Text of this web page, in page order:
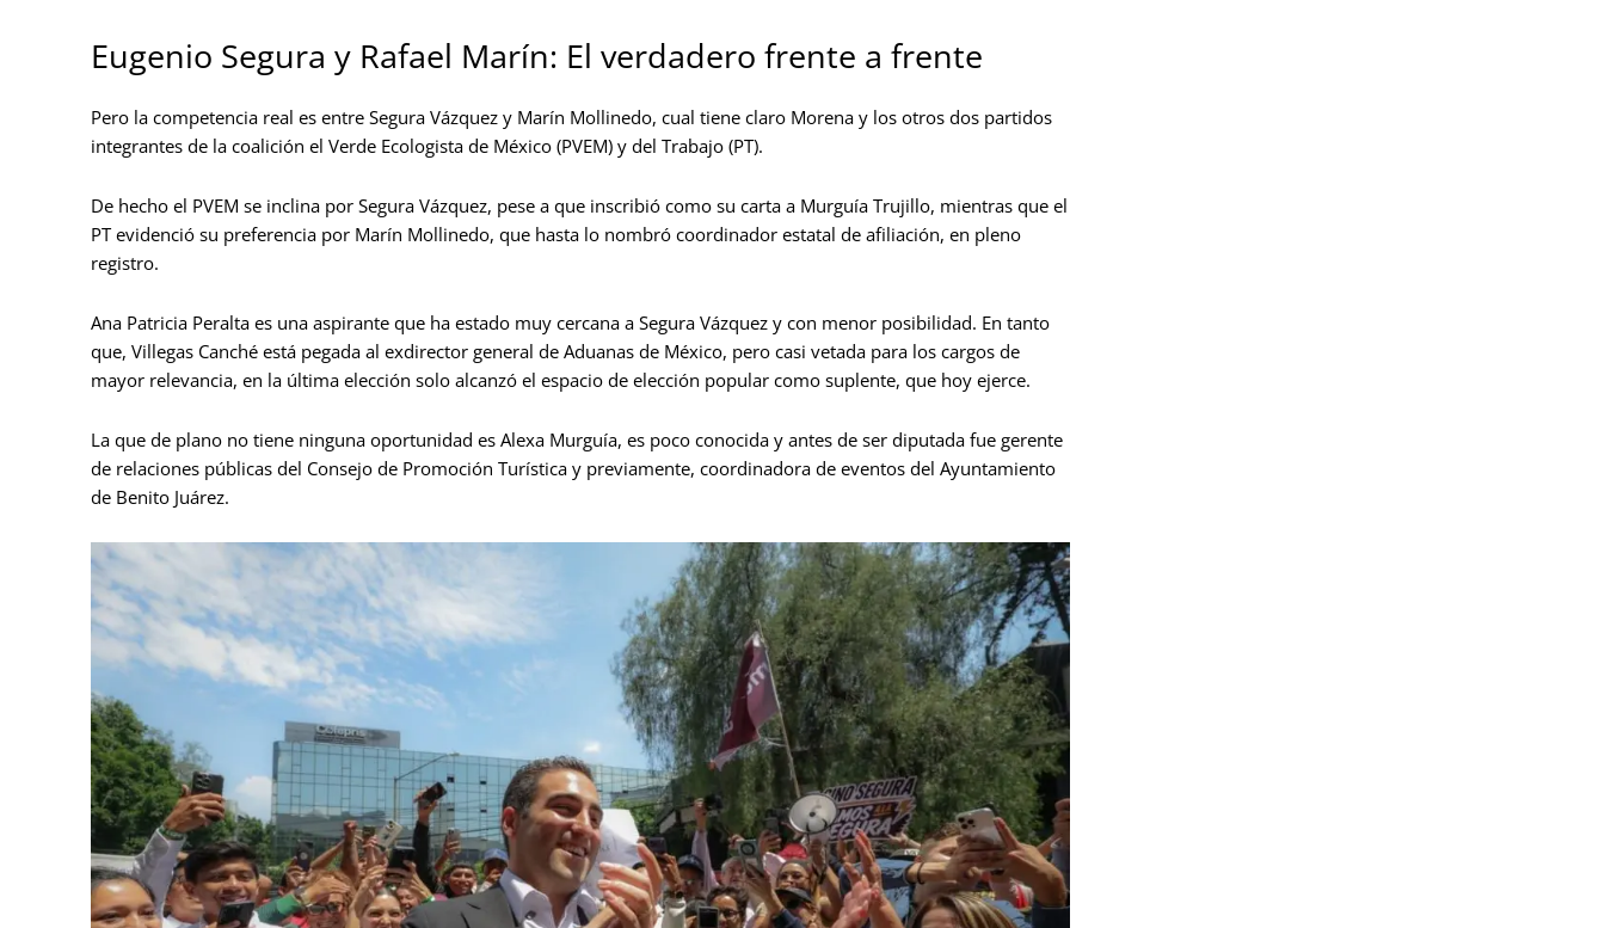
Eugenio Segura y Rafael Marín: El verdadero frente a frente
Pero la competencia real es entre Segura Vázquez y Marín Mollinedo, cual tiene claro Morena y los otros dos partidos
integrantes de la coalición el Verde Ecologista de México (PVEM) y del Trabajo (PT).
De hecho el PVEM se inclina por Segura Vázquez, pese a que inscribió como su carta a Murguía Trujillo, mientras que el
PT evidenció su preferencia por Marín Mollinedo, que hasta lo nombró coordinador estatal de afiliación, en pleno
registro.
Ana Patricia Peralta es una aspirante que ha estado muy cercana a Segura Vázquez y con menor posibilidad. En tanto
que, Villegas Canché está pegada al exdirector general de Aduanas de México, pero casi vetada para los cargos de
mayor relevancia, en la última elección solo alcanzó el espacio de elección popular como suplente, que hoy ejerce.
La que de plano no tiene ninguna oportunidad es Alexa Murguía, es poco conocida y antes de ser diputada fue gerente
de relaciones públicas del Consejo de Promoción Turística y previamente, coordinadora de eventos del Ayuntamiento
de Benito Juárez.